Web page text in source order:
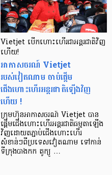
Vietjet បើក​ហោះហើរ​ជា​អន្តរជាតិវិញ​
ហើយ!
អាកាសចរណ៍ Vietjet
របស់វៀតណាម ចាប់​​ផ្តើម​
ជើងហោះហើរ​អន្តរជាតិ​ឡើង​វិញ​
ហើយ !
ក្រុមហ៊ុនអាកាសចរណ៍ Vietjet បាន
ផ្តើមជើងហោះហើរអន្តរជាតិធម្មតាឡើង
វិញដោយតភ្ជាប់ជើងហោះហើរ
សំខាន់ៗពីប្រទេសវៀតណាម ទៅកាន់
ទីក្រុងបាងកក តូក្យូ …